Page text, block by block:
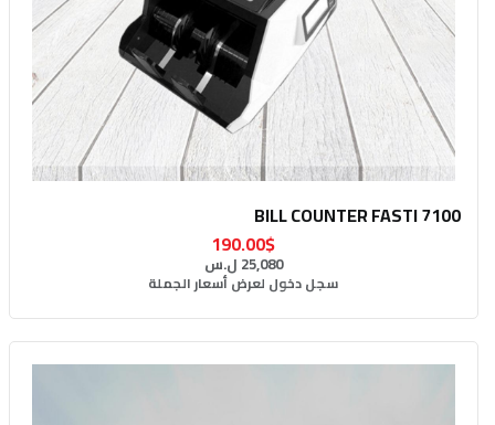
BILL COUNTER FASTI 7100
190.00$
25,080 ل.س
سجل دخول لعرض أسعار الجملة